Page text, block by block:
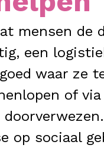
mensen de
een
waar ze
of
op sociaal